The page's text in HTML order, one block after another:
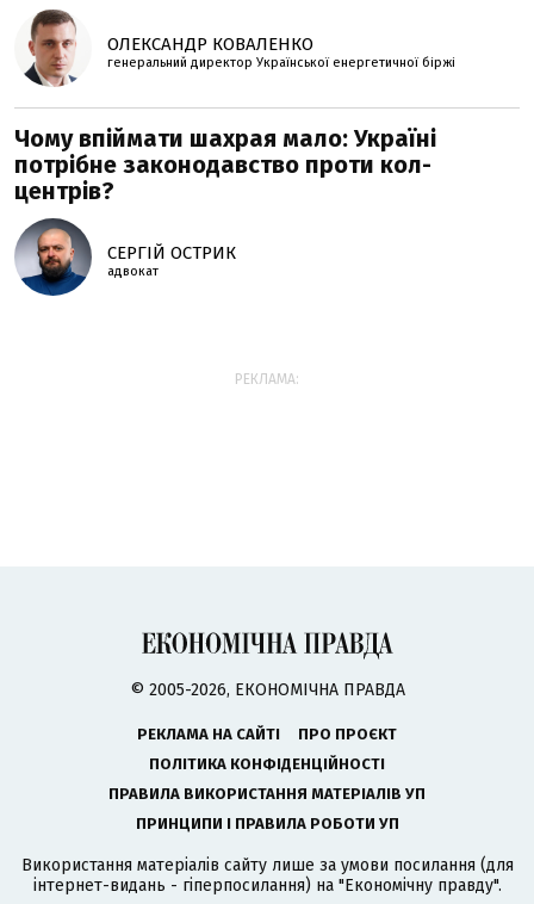
ОЛЕКСАНДР КОВАЛЕНКО
генеральний директор Української енергетичної біржі
Чому впіймати шахрая мало: Україні
потрібне законодавство проти кол-
центрів?
СЕРГІЙ ОСТРИК
адвокат
РЕКЛАМА:
© 2005-2026, ЕКОНОМІЧНА ПРАВДА
РЕКЛАМА НА САЙТІ
ПРО ПРОЄКТ
ПОЛІТИКА КОНФІДЕНЦІЙНОСТІ
ПРАВИЛА ВИКОРИСТАННЯ МАТЕРІАЛІВ УП
ПРИНЦИПИ І ПРАВИЛА РОБОТИ УП
Використання матеріалів сайту лише за умови посилання (для
інтернет-видань - гіперпосилання) на "Економічну правду".